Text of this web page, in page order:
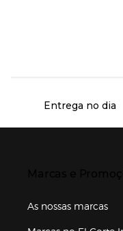
Entrega no dia
As nossas marcas